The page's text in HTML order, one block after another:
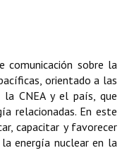
comunicación sobre la
orientado a las
CNEA y el país, que
relacionadas. En este
capacitar y favorecer
energía nuclear en la